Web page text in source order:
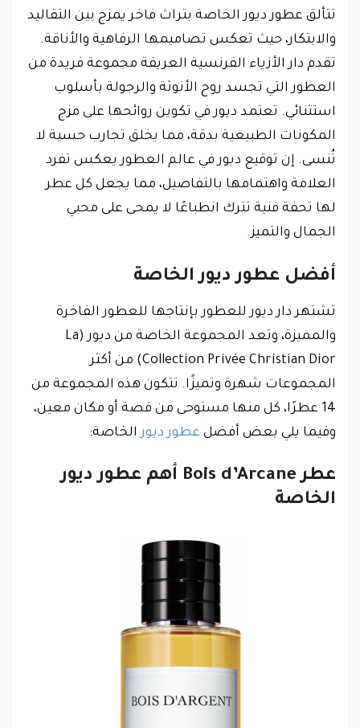
تتألق عطور ديور الخاصة بتراث فاخر يمزج بين التقاليد
والابتكار، حيث تعكس تصاميمها الرفاهية والأناقة.
تقدم دار الأزياء الفرنسية العريقة مجموعة فريدة من
العطور التي تجسد روح الأنوثة والرجولة بأسلوب
استثنائي. تعتمد ديور في تكوين روائحها على مزج
المكونات الطبيعية بدقة، مما يخلق تجارب حسية لا
تُنسى. إن توقيع ديور في عالم العطور يعكس تفرد
العلامة واهتمامها بالتفاصيل، مما يجعل كل عطر
لها تحفة فنية تترك انطباعًا لا يمحى على محبي
الجمال والتميز.
أفضل عطور ديور الخاصة
تشتهر دار ديور للعطور بإنتاجها للعطور الفاخرة
والمميزة، وتعد المجموعة الخاصة من ديور (La
Collection Privée Christian Dior) من أكثر
المجموعات شهرة وتميزًا. تتكون هذه المجموعة من
14 عطرًا، كل منها مستوحى من قصة أو مكان معين،
وفيما يلي بعض أفضل عطور ديورالخاصة:
عطر Bois d’Arcane أهم عطور ديور
الخاصة